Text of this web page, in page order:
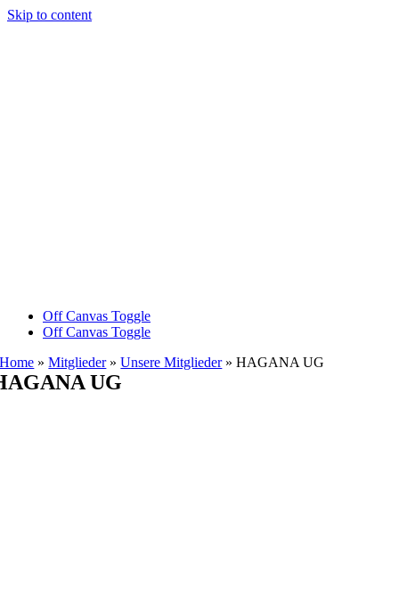
Skip to content
Off Canvas Toggle
Off Canvas Toggle
Home »Mitglieder»Unsere Mitglieder»HAGANA UG
UG